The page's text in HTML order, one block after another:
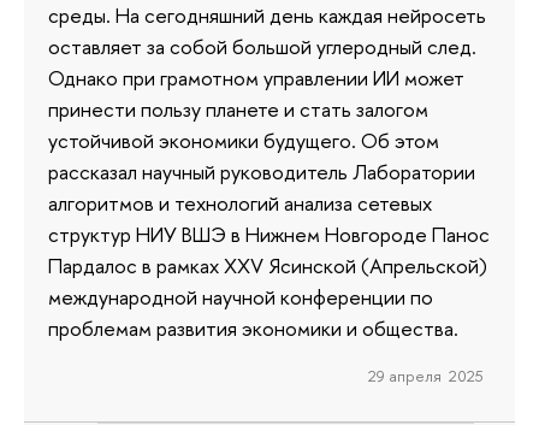
среды. На сегодняшний день каждая нейросеть
оставляет за собой большой углеродный след.
Однако при грамотном управлении ИИ может
принести пользу планете и стать залогом
устойчивой экономики будущего. Об этом
рассказал научный руководитель Лаборатории
алгоритмов и технологий анализа сетевых
структур НИУ ВШЭ в Нижнем Новгороде Панос
Пардалос в рамках XXV Ясинской (Апрельской)
международной научной конференции по
проблемам развития экономики и общества.
29 апреля 2025